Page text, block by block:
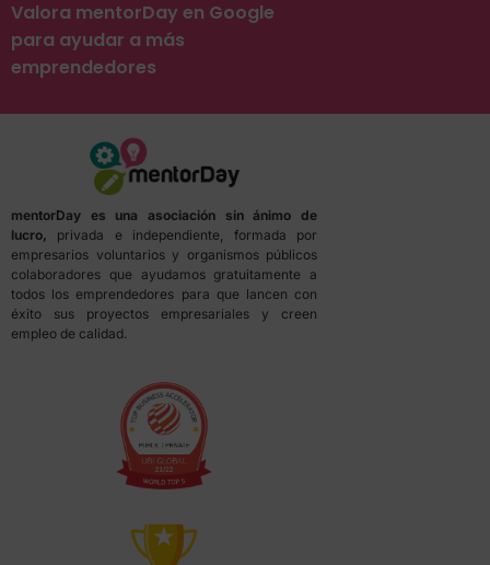
Valora mentorDay en Google
para ayudar a más
emprendedores
mentorDay es una asociación sin ánimo de
lucro, privada e independiente, formada por
empresarios voluntarios y organismos públicos
colaboradores que ayudamos gratuitamente a
todos los emprendedores para que lancen con
éxito sus proyectos empresariales y creen
empleo de calidad.